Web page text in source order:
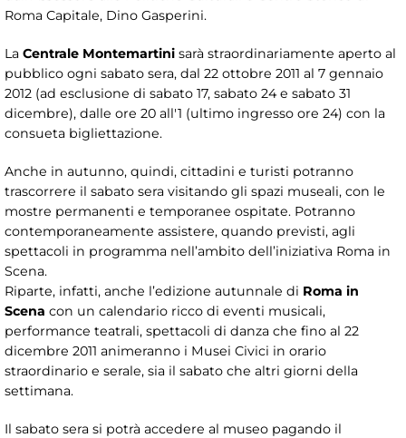
Roma Capitale, Dino Gasperini.
La Centrale Montemartini sarà straordinariamente aperto al
pubblico ogni sabato sera, dal 22 ottobre 2011 al 7 gennaio
2012 (ad esclusione di sabato 17, sabato 24 e sabato 31
dicembre), dalle ore 20 all'1 (ultimo ingresso ore 24) con la
consueta bigliettazione.
Anche in autunno, quindi, cittadini e turisti potranno
trascorrere il sabato sera visitando gli spazi museali, con le
mostre permanenti e temporanee ospitate. Potranno
contemporaneamente assistere, quando previsti, agli
spettacoli in programma nell’ambito dell’iniziativa Roma in
Scena.
Riparte, infatti, anche l’edizione autunnale di Roma in
Scena con un calendario ricco di eventi musicali,
performance teatrali, spettacoli di danza che fino al 22
dicembre 2011 animeranno i Musei Civici in orario
straordinario e serale, sia il sabato che altri giorni della
settimana.
Il sabato sera si potrà accedere al museo pagando il